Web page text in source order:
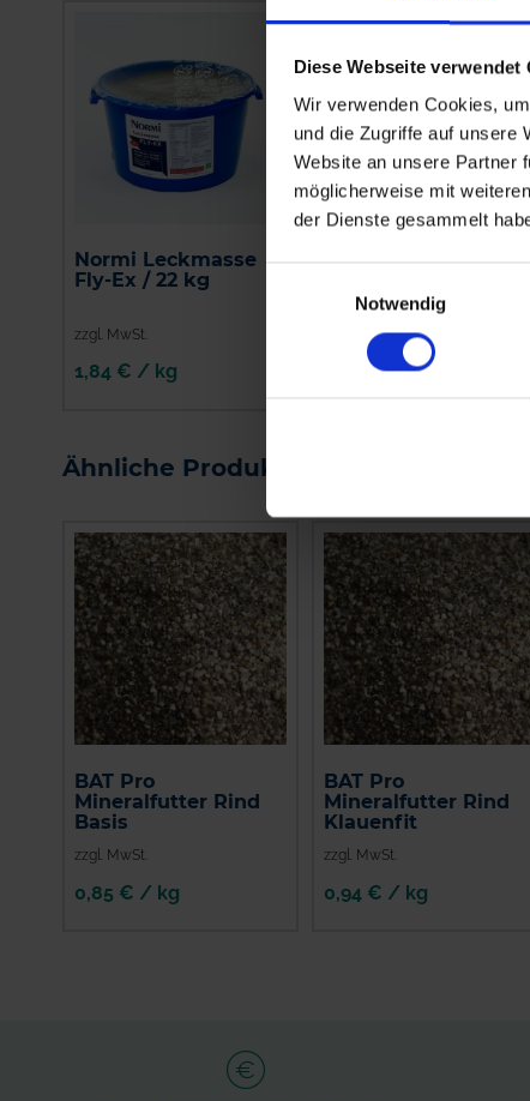
Diese Webseite verwendet
Wir verwenden Cookies,
und die Zugriffe auf unsere
Website an unsere Partner
möglicherweise mit
der Dienste gesammelt
Notwendig
Normi Leckmasse
Fly-Ex / 22 kg
zzgl. MwSt.
1,84 € / kg
zzgl. MwSt.
0,69 € / kg
Ähnliche Produkte
BAT Pro
Mineralfutter Rind
Basis
zzgl. MwSt.
0,85 € / kg
BAT Pro
Mineralfutter Rind
Klauenfit
zzgl. MwSt.
0,94 € / kg